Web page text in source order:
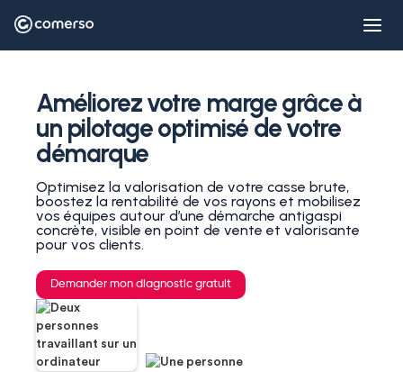
Améliorez votre marge grâce à
un pilotage optimisé de votre
démarque
Optimisez la valorisation de votre casse brute,
boostez la rentabilité de vos rayons et mobilisez
vos équipes autour d’une démarche antigaspi
concrète, visible en point de vente et valorisante
pour vos clients.
Demander mon diagnostic gratuit